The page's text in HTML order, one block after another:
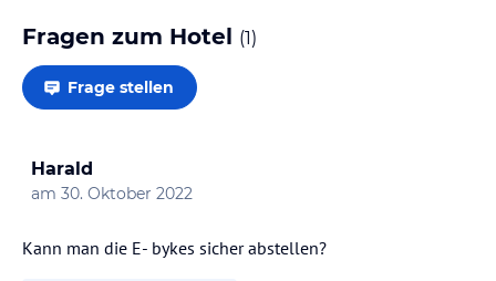
Fragen zum Hotel (1)
Frage stellen
Harald
am 30. Oktober 2022